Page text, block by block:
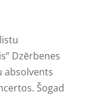
Dzērbenes
absolvents
Šogad